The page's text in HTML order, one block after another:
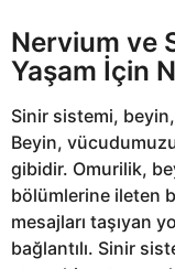
Nervium ve
Yaşam İçin
Sinir sistemi,
Beyin,
gibidir. Omurilik,
bölümlerine ileten
mesajları taşıyan
bağlantılı. Sinir